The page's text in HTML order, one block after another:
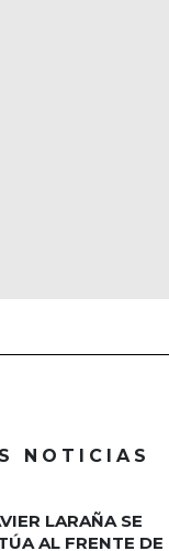
NOTICIAS
LARAÑA SE
AL FRENTE DE